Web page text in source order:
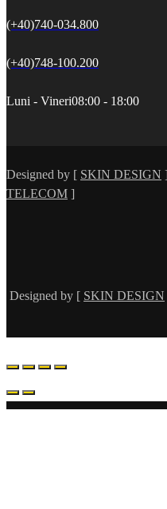
(+40)740-034.800
(+40)748-100.200
Luni - Vineri08:00 - 18:00
Designed by [ SKIN DESIGN
TELECOM ]
Designed by [ SKIN DESIGN